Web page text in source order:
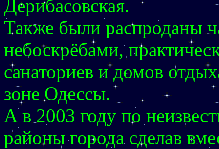
Дерибасовская.
Также были распроданы
небоскрёбами,
санаториев и домов
зоне Одессы.
А в 2003 году по
районы города сделав